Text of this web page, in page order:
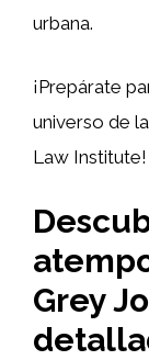
urbana.
¡Prepárate
universo de
Law Institute!
Grey